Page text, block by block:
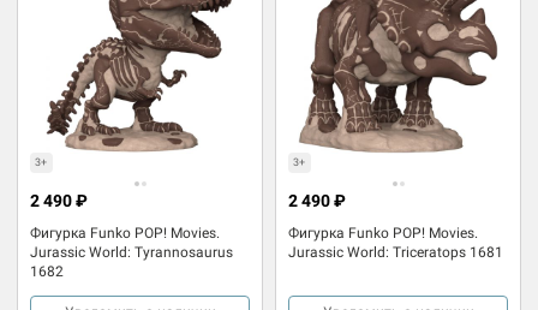
3+
Фигурка Funko POP! Movies.
Jurassic World: Tyrannosaurus
1682
2 490 ₽
3+
Фигурка Funko POP! Movies.
Jurassic World: Triceratops 1681
2 490 ₽